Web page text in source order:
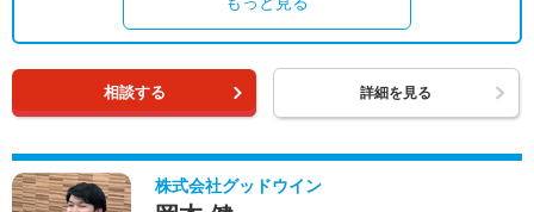
相談する 詳細を見る
株式会社グッドウイン